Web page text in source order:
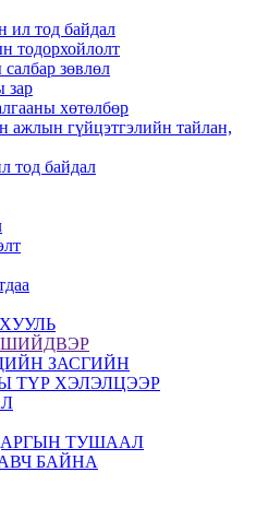
ил тод байдал
тодорхойлолт
зөвлөл
зар
хөтөлбөр
ажлын гүйцэтгэлийн тайлан,
тод байдал
ШИЙДВЭР
ЗАСГИЙН
ТҮР ХЭЛЭЛЦЭЭР
ТУШААЛ
БАЙНА